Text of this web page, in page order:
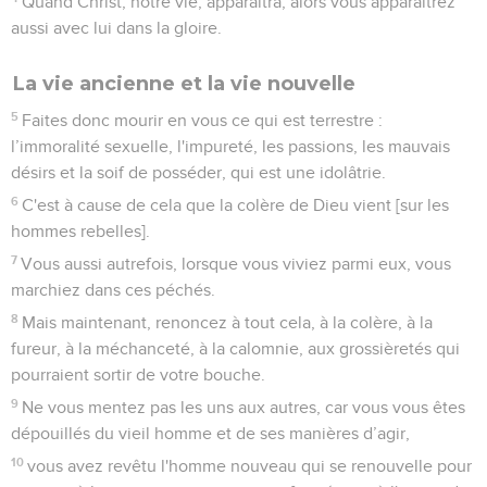
aussi avec lui dans la gloire.
La vie ancienne et la vie nouvelle
5 Faites donc mourir en vous ce qui est terrestre :
l’immoralité sexuelle, l'impureté, les passions, les mauvais
désirs et la soif de posséder, qui est une idolâtrie.
6 C'est à cause de cela que la colère de Dieu vient [sur les
hommes rebelles].
7 Vous aussi autrefois, lorsque vous viviez parmi eux, vous
marchiez dans ces péchés.
8 Mais maintenant, renoncez à tout cela, à la colère, à la
fureur, à la méchanceté, à la calomnie, aux grossièretés qui
pourraient sortir de votre bouche.
9 Ne vous mentez pas les uns aux autres, car vous vous êtes
dépouillés du vieil homme et de ses manières d’agir,
10 vous avez revêtu l'homme nouveau qui se renouvelle pour